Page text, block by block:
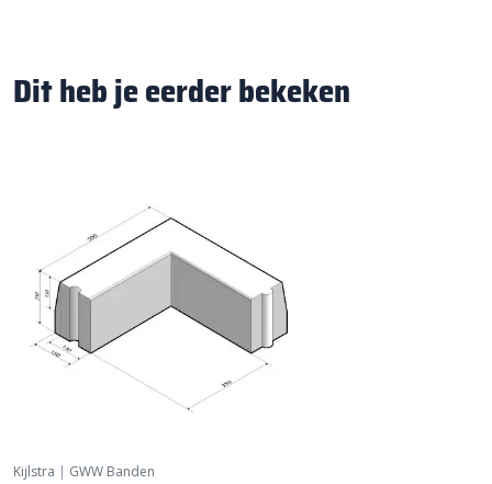
Dit heb je eerder bekeken
Kijlstra | GWW Banden